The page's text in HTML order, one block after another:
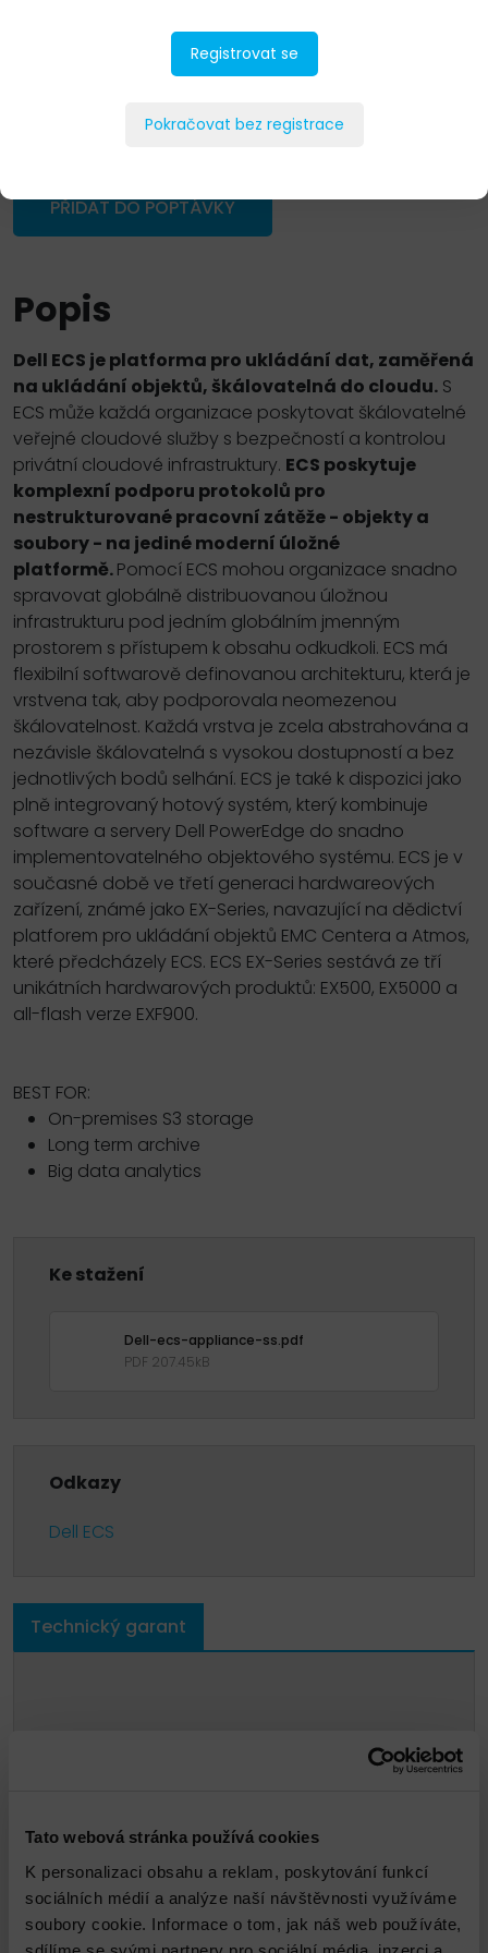
Tato webová stránka používá cookies
K personalizaci obsahu a reklam, poskytování funkcí
sociálních médií a analýze naší návštěvnosti využíváme
soubory cookie. Informace o tom, jak náš web používáte,
PŘIDAT DO POPTÁVKY
Popis
Dell ECS je platforma pro ukládání dat, zaměřená
na ukládání objektů, škálovatelná do cloudu. S
ECS může každá organizace poskytovat škálovatelné
veřejné cloudové služby s bezpečností a kontrolou
privátní cloudové infrastruktury. ECS poskytuje
komplexní podporu protokolů pro
nestrukturované pracovní zátěže - objekty a
soubory - na jediné moderní úložné
platformě.Pomocí ECS mohou organizace snadno
spravovat globálně distribuovanou úložnou
infrastrukturu pod jedním globálním jmenným
prostorem s přístupem k obsahu odkudkoli. ECS má
flexibilní softwarově definovanou architekturu, která je
vrstvena tak, aby podporovala neomezenou
škálovatelnost. Každá vrstva je zcela abstrahována a
nezávisle škálovatelná s vysokou dostupností a bez
jednotlivých bodů selhání. ECS je také k dispozici jako
plně integrovaný hotový systém, který kombinuje
software a servery Dell PowerEdge do snadno
implementovatelného objektového systému. ECS je v
současné době ve třetí generaci hardwareových
zařízení, známé jako EX-Series, navazující na dědictví
platforem pro ukládání objektů EMC Centera a Atmos,
které předcházely ECS. ECS EX-Series sestává ze tří
unikátních hardwarových produktů: EX500, EX5000 a
all-flash verze EXF900.
BEST FOR:
On-premises S3 storage
Long term archive
Big data analytics
Ke stažení
Dell-ecs-appliance-ss.pdf
PDF 207.45kB
Odkazy
Dell ECS
Technický garant
Jindřich Vachata
Registrovat se
Pokračovat bez registrace